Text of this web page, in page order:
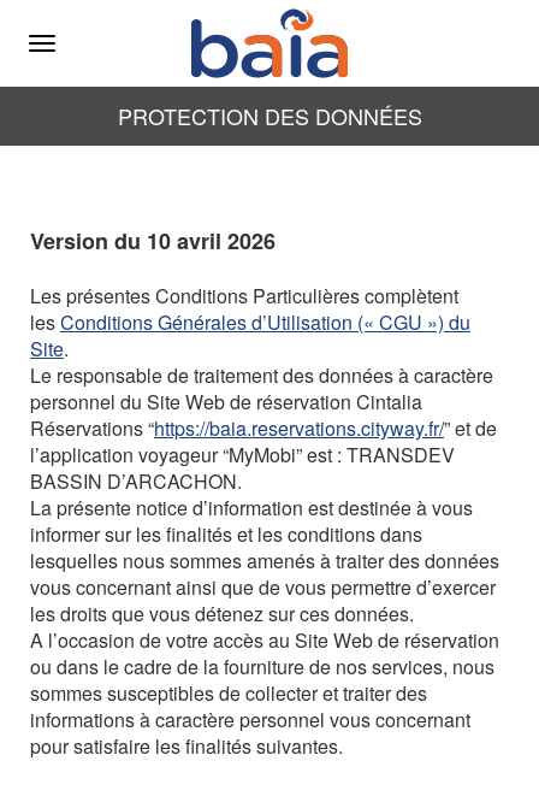
Menu
PROTECTION DES DONNÉES
Version du 10 avril 2026
Les présentes Conditions Particulières complètent
lesConditions Générales d’Utilisation (« CGU ») du
Site.
Le responsable de traitement des données à caractère
personnel du Site Web de réservation Cintalia
Réservations “https://baia.reservations.cityway.fr/” et de
l’application voyageur “MyMobi” est : TRANSDEV
BASSIN D’ARCACHON.
La présente notice d’information est destinée à vous
informer sur les finalités et les conditions dans
lesquelles nous sommes amenés à traiter des données
vous concernant ainsi que de vous permettre d’exercer
les droits que vous détenez sur ces données.
A l’occasion de votre accès au Site Web de réservation
ou dans le cadre de la fourniture de nos services, nous
sommes susceptibles de collecter et traiter des
informations à caractère personnel vous concernant
pour satisfaire les finalités suivantes.